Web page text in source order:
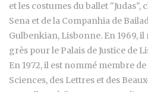
et les costumes du ballet
Sena et de la Companhia de
Gulbenkian, Lisbonne. En 1969,
grès pour le Palais de Justice de
En 1972, il est nommé membre
Sciences, des Lettres et des